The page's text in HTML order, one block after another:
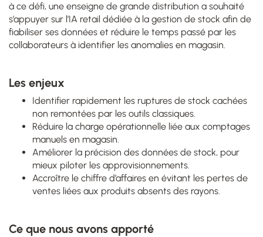
à ce défi, une enseigne de grande distribution a souhaité
s’appuyer sur l’IA retail dédiée à la gestion de stock afin de
fiabiliser ses données et réduire le temps passé par les
collaborateurs à identifier les anomalies en magasin.
Les enjeux
Identifier rapidement les ruptures de stock cachées
non remontées par les outils classiques.
Réduire la charge opérationnelle liée aux comptages
manuels en magasin.
Améliorer la précision des données de stock, pour
mieux piloter les approvisionnements.
Accroître le chiffre d’affaires en évitant les pertes de
ventes liées aux produits absents des rayons.
Ce que nous avons apporté